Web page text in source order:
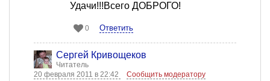
Удачи!!!Всего ДОБРОГО!
0 Ответить
Сергей Кривощеков
Читатель
20 февраля 2011 в 22:42
Сообщить модератору